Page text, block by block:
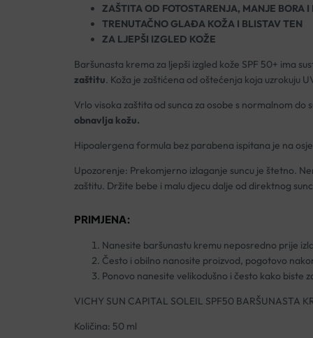
ZAŠTITA OD FOTOSTARENJA, MANJE BORA I
TRENUTAČNO GLAĐA KOŽA I BLISTAV TEN
ZA LJEPŠI IZGLED KOŽE
Baršunasta krema za ljepši izgled kože SPF 50+ ima
zaštitu. Koža je zaštićena od oštećenja koja uzrokuju
Vrlo visoka zaštita od sunca za osobe s normalnom
obnavlja kožu.
Hipoalergena formula bez parabena ispitana je na
Upozorenje: Prekomjerno izlaganje suncu je štetno.
zaštitu. Držite bebe i malu djecu dalje od direktnog
PRIMJENA:
Nanesite baršunastu kremu neposredno prije
Često i obilno nanosite proizvod, pogotovo
Ponovo nanesite velikodušno i često kako biste
VICHY SUN CAPITAL SOLEIL SPF50 BARŠUNASTA
Količina: 50 ml